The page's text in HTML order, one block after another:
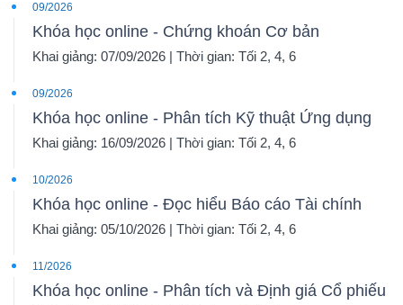
09/2026
Khóa học online - Chứng khoán Cơ bản
Khai giảng: 07/09/2026 | Thời gian: Tối 2, 4, 6
09/2026
Khóa học online - Phân tích Kỹ thuật Ứng dụng
Khai giảng: 16/09/2026 | Thời gian: Tối 2, 4, 6
10/2026
Khóa học online - Đọc hiểu Báo cáo Tài chính
Khai giảng: 05/10/2026 | Thời gian: Tối 2, 4, 6
11/2026
Khóa học online - Phân tích và Định giá Cổ phiếu